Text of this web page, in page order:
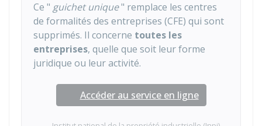
Ce " guichet unique" remplace les centres
de formalités des entreprises (CFE) qui sont
supprimés. Il concerne toutes les
entreprises, quelle que soit leur forme
juridique ou leur activité.
Accéder au service en ligne